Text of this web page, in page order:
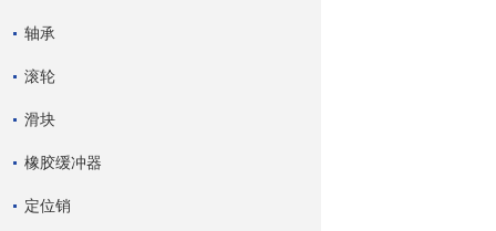
轴承
滚轮
滑块
橡胶缓冲器
定位销